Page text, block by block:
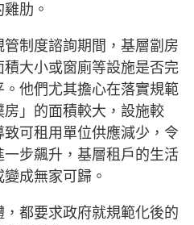
肋。
制度諮詢期間，基層劏房
大小或窗廁等設施是否完
他們尤其擔心在落實規範
」的面積較大，設施較
可租用單位供應減少，令
步飆升，基層租戶的生活
成無家可歸。
都要求政府就規範化後的